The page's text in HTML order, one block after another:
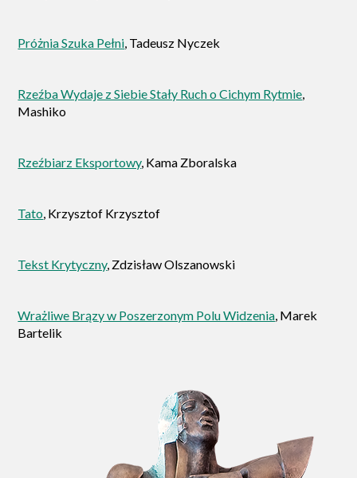
Próżnia Szuka Pełni, Tadeusz Nyczek
Rzeźba Wydaje z Siebie Stały Ruch o Cichym Rytmie,
Mashiko
Rzeźbiarz Eksportowy, Kama Zboralska
Tato, Krzysztof Krzysztof
Tekst Krytyczny, Zdzisław Olszanowski
Wrażliwe Brązy w Poszerzonym Polu Widzenia, Marek
Bartelik